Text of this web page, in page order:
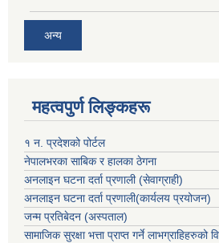
अन्य
महत्वपुर्ण लिङ्कहरू
१ न. प्रदेशको पोर्टल
नेपालभरका साबिक र हालका ठेगना
अनलाइन घटना दर्ता प्रणाली (सेवाग्राही)
अनलाइन घटना दर्ता प्रणाली(कार्यलय प्रयोजन)
जन्म प्रतिबेदन (अस्पताल)
सामाजिक सुरक्षा भत्ता प्राप्त गर्ने